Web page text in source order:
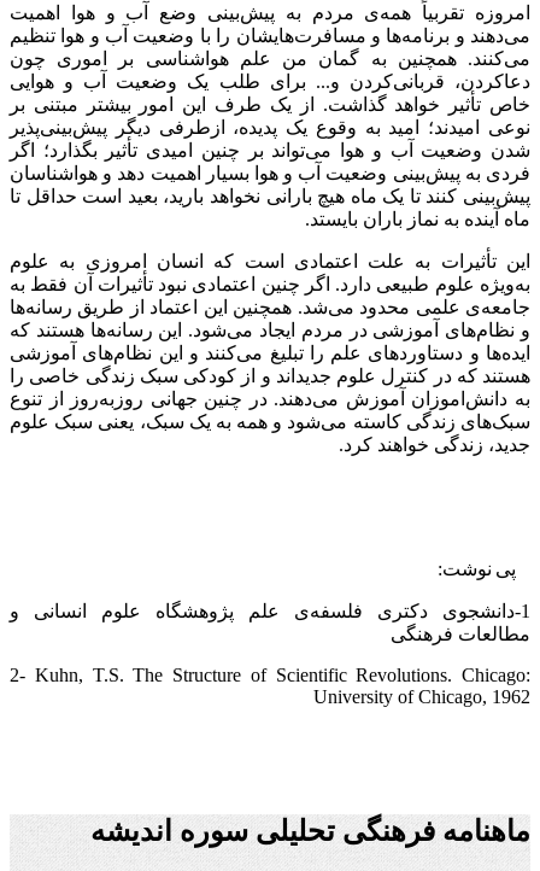
امروزه تقربیاً همه‌ی مردم به پیش‌بینی‌ وضع آب و هوا اهمیت
می‌دهند و برنامه‌ها و مسافرت‌هایشان را با وضعیت آب و هوا تنظیم
می‌کنند. همچنین به‌ گمان من علم هواشناسی بر اموری چون
دعاکردن، قربانی‌کردن و... برای طلب یک وضعیت آب و هوایی
خاص تأثیر خواهد گذاشت. از یک طرف این امور بیشتر مبتنی بر
نوعی امیدند؛ امید به وقوع یک پدیده، ازطرفی دیگر پیش‌بینی‌پذیر
شدن وضعیت آب و هوا می‌تواند بر چنین امیدی تأثیر بگذارد؛ اگر
فردی به پیش‌بینی‌ وضعیت آب و هوا بسیار اهمیت دهد و هواشناسان
پیش‌بینی کنند تا یک ماه هیچ بارانی نخواهد بارید، بعید است حداقل تا
ماه آینده به نماز باران بایستد.
این تأثیرات به علت اعتمادی است که انسان امروزی به علوم
به‌ویژه علوم طبیعی دارد. اگر چنین اعتمادی نبود تأثیرات آن فقط به
جامعه‌ی علمی محدود می‌شد. همچنین این اعتماد از طریق رسانه‌ها
و نظام‌های آموزشی در مردم ایجاد می‌شود. این رسانه‌ها هستند که
ایده‌ها و دستاورد‌های علم را تبلیغ می‌کنند و این نظام‌های آموزشی
هستند که در کنترل علوم جدیدا‌ند و از کودکی سبک زندگی خاصی را
به دانش‌اموزان آموزش می‌دهند. در چنین جهانی روزبه‌روز از تنوع
سبک‌های زندگی کاسته می‌شود و همه به یک سبک، یعنی سبک علوم
جدید، زندگی خواهند کرد.
پی نوشت:
1-دانشجوی دکتری فلسفه‌ی علم پژوهشگاه علوم انسانی و
مطالعات فرهنگی
2- Kuhn, T.S. The Structure of Scientific Revolutions. Chicago:
University of Chicago, 1962
ماهنامه فرهنگی تحلیلی سوره اندیشه